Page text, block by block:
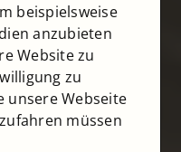
beispielsweise
anzubieten
Website zu
zu
unsere Webseite
müssen